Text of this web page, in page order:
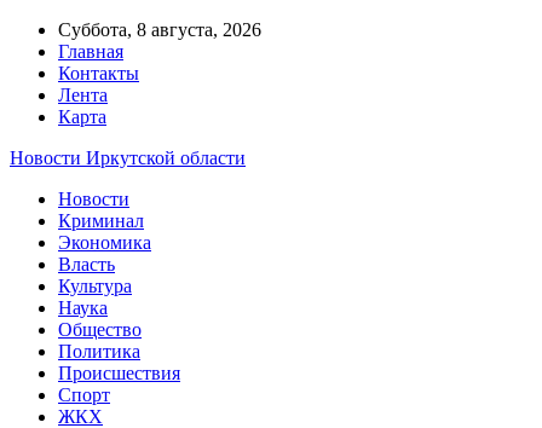
Суббота, 8 августа, 2026
Главная
Контакты
Лента
Карта
Новости Иркутской области
Новости
Криминал
Экономика
Власть
Культура
Наука
Общество
Политика
Происшествия
Спорт
ЖКХ